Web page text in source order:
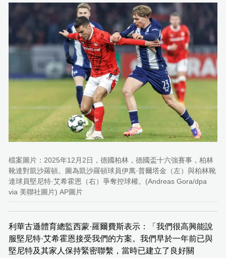
檔案圖片：2025年12月2日，德國柏林，德國盃十六強賽事，柏林
靴達對凱沙羅頓。圖為凱沙羅頓球員伊萬·普爾塔金（左）與柏林靴
達球員堅尼特·艾希霍恩（右）爭奪控球權。(Andreas Gora/dpa
via 美聯社圖片) AP圖片
利華古遜體育總監西蒙·羅爾費斯表示：「我們很高興能說
服堅尼特·艾希霍恩接受我們的方案。我們早於一年前已與
堅尼特及其家人保持緊密聯繫，當時已建立了良好關